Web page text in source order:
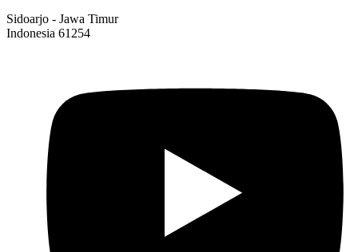
Sidoarjo - Jawa Timur
Indonesia 61254